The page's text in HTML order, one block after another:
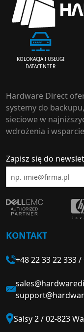
KOLOKACJA I USŁUGI
DATACENTER
Hardware Direct
systemy do
sieciowe w
wdrożenia i
Zapisz się do
KONTAKT
+48 22 33 22 333/
Salsy 2 / 02-823